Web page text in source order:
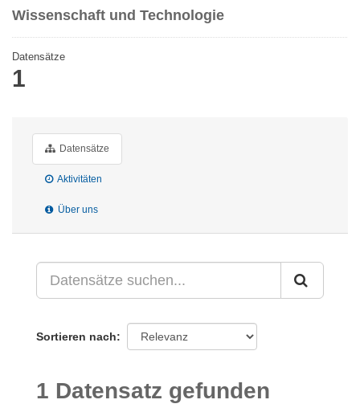
Wissenschaft und Technologie
Datensätze
1
Datensätze
Aktivitäten
Über uns
Sortieren nach
1 Datensatz gefunden